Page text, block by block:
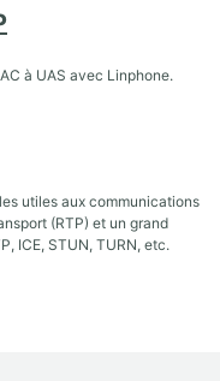
à UAS avec Linphone.
utiles aux communications
(RTP) et un grand
ICE, STUN, TURN, etc.